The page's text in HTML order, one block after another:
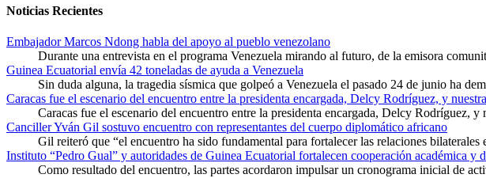
Noticias Recientes
Embajador Marcos Ndong habla del apoyo al pueblo venezolano
Durante una entrevista en el programa Venezuela mirando al futuro, de la emisora
Guinea Ecuatorial envía 42 toneladas de ayuda a Venezuela
Sin duda alguna, la tragedia sísmica que golpeó a Venezuela el pasado 24 de junio ha
Caracas fue el escenario del encuentro entre la presidenta encargada, Delcy Rodríguez, y
Caracas fue el escenario del encuentro entre la presidenta encargada, Delcy Rodríguez,
Canciller Yván Gil sostuvo encuentro con representantes del cuerpo diplomático africano
Gil reiteró que “el encuentro ha sido fundamental para fortalecer las relaciones
Instituto “Pedro Gual” y autoridades de Guinea Ecuatorial fortalecen cooperación académica y
Como resultado del encuentro, las partes acordaron impulsar un cronograma inicial de